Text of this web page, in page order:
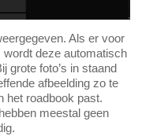
Als er voor
deze automatisch
grote foto’s in staand
afbeelding zo te
het roadbook past.
meestal geen